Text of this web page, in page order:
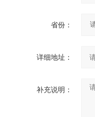
省份：
详细地址：
补充说明：